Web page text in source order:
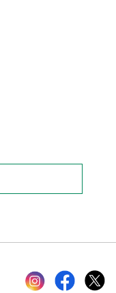
Instagramfacebook